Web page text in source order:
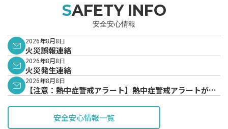
SAFETY INFO
安全安心情報
2026年8月8日
火災誤報連絡
2026年8月8日
火災発生連絡
2026年8月8日
【注意：熱中症警戒アラート】熱中症警戒アラートが発
安全安心情報一覧